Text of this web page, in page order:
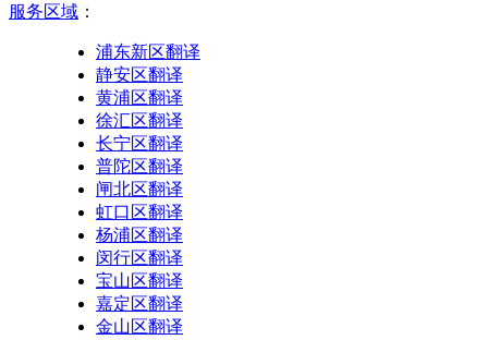
服务区域 ：
浦东新区翻译
静安区翻译
黄浦区翻译
徐汇区翻译
长宁区翻译
普陀区翻译
闸北区翻译
虹口区翻译
杨浦区翻译
闵行区翻译
宝山区翻译
嘉定区翻译
金山区翻译